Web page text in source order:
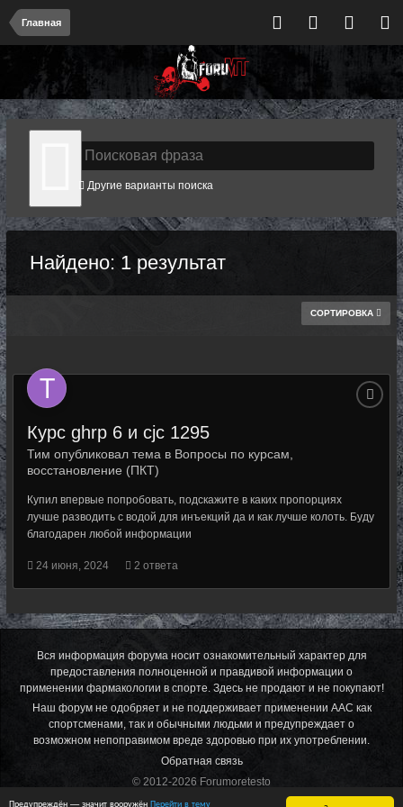
Предупреждён — значит вооружён Перейти в тему
Главная
Другие варианты поиска
Найдено: 1 результат
СОРТИРОВКА
Курс ghrp 6 и cjc 1295
Тим опубликовал тема в Вопросы по курсам,
восстановление (ПКТ)
Купил впервые попробовать, подскажите в каких пропорциях
лучше разводить с водой для инъекций да и как лучше колоть. Буду
благодарен любой информации
24 июня, 2024 2 ответа
Вся информация форума носит ознакомительный характер для
предоставления полноценной и правдивой информации о
применении фармакологии в спорте. Здесь не продают и не покупают!
Наш форум не одобряет и не поддерживает применении ААС как
спортсменами, так и обычными людьми и предупреждает о
возможном непоправимом вреде здоровью при их употреблении.
Обратная связь
© 2012-2026 Forumoretesto
Powered by Invision Community